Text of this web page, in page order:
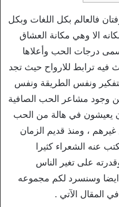
فالعالم بكل اللغات وبكل
الا وهي مكانة العشاق
درجات الحب وأعلاها
فيه ترابط للارواح حيث تجد
ونفس الطريقة ونفس
وجود مشاعر الحب الصافية
يعيشون في هالة من الحب
، ومنذ قديم الزمان
عنه الشعراء كثيرا
على تغير الناس
وسنسرد لكم مجموعه
المقال الآتي .